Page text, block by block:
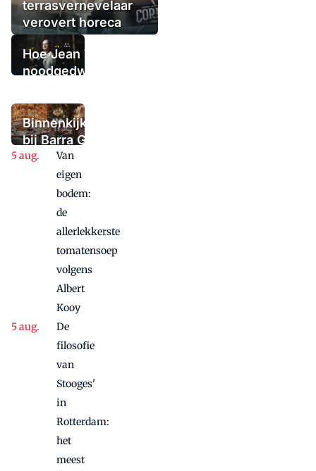
terrasvernevelaar
verovert horeca
Hoe Jean Thoma
noodgedwongen
deuren sloot,
maar niet in
paniek raakte
Binnenkijken
bij Barra Gio
Dio: twee
panden, één
concept,
twee sferen
Van
eigen
bodem:
de
allerlekkerste
tomatensoep
volgens
Albert
Kooy
De
filosofie
van
Stooges'
in
Rotterdam:
het
meest